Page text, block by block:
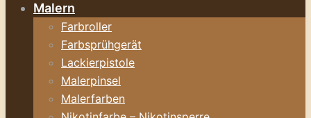
Malern
Farbroller
Farbsprühgerät
Lackierpistole
Malerpinsel
Malerfarben